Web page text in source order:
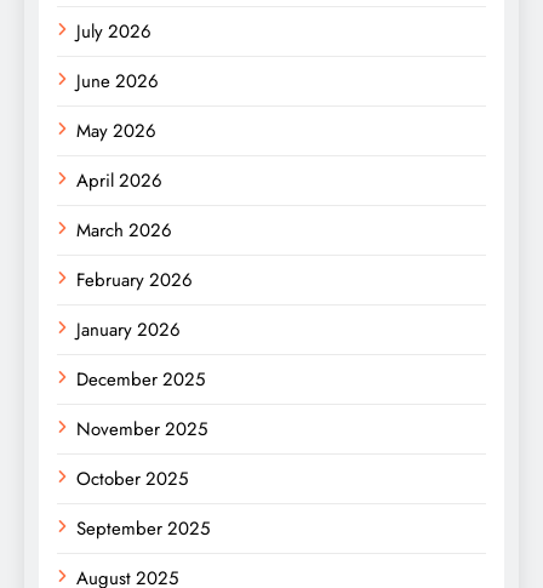
July 2026
June 2026
May 2026
April 2026
March 2026
February 2026
January 2026
December 2025
November 2025
October 2025
September 2025
August 2025